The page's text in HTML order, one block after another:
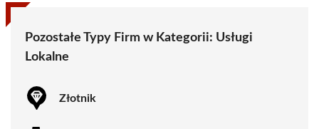
Pozostałe Typy Firm w Kategorii: Usługi
Lokalne
Złotnik